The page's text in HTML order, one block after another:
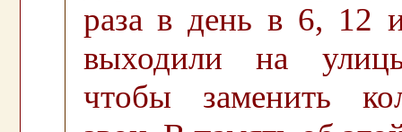
раза в день в 6, 12
выходили на
чтобы заменить